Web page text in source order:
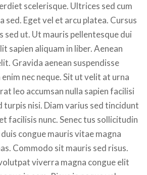
scelerisque. Ultrices sed cum
sed. Eget vel et arcu platea. Cursus
sed ut. Ut mauris pellentesque dui
sapien aliquam in liber. Aenean
Gravida aenean suspendisse
nec neque. Sit ut velit at urna
leo accumsan nulla sapien facilisi
turpis nisi. Diam varius sed tincidunt
facilisis nunc. Senec tus sollicitudin
congue mauris vitae magna
Commodo sit mauris sed risus.
viverra magna congue elit